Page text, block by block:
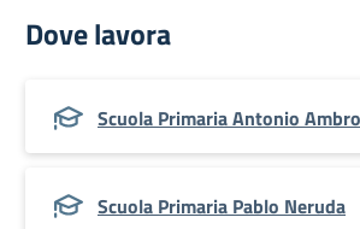
Dove lavora
Scuola Primaria Antonio
Scuola Primaria Pablo Neruda